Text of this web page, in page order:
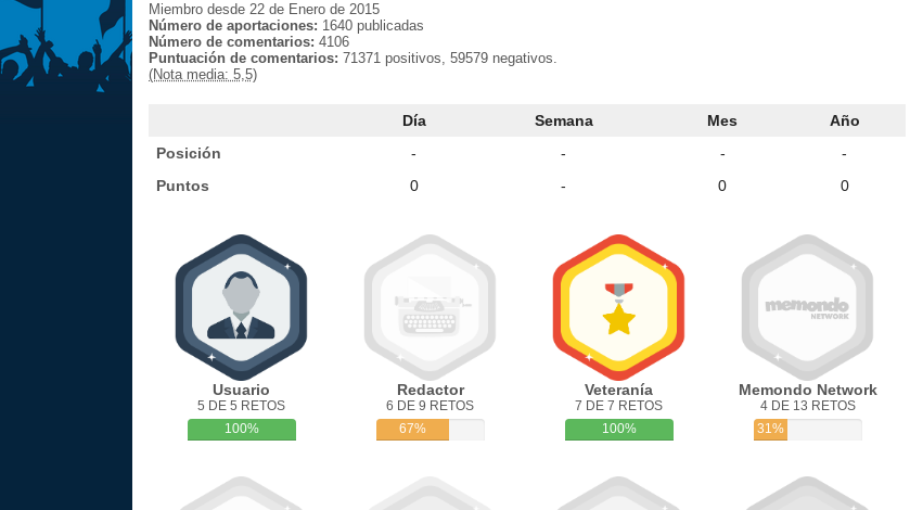
Miembro desde 22 de Enero de 2015
Número de aportaciones: 1640 publicadas
Número de comentarios: 4106
Puntuación de comentarios: 71371 positivos, 59579 negativos.
(Nota media: 5,5)
Día Semana Mes
Año
Posición
- - -
-
Puntos
0 - 0 0
Usuario
5 DE 5 RETOS
100%
Redactor
6 DE 9 RETOS
67%
Veteranía
7 DE 7 RETOS
100%
Memondo Network
4 DE 13 RETOS
31%